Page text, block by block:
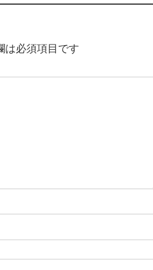
は必須項目です